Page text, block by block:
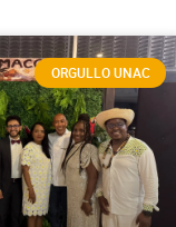
ORGULLO UNAC